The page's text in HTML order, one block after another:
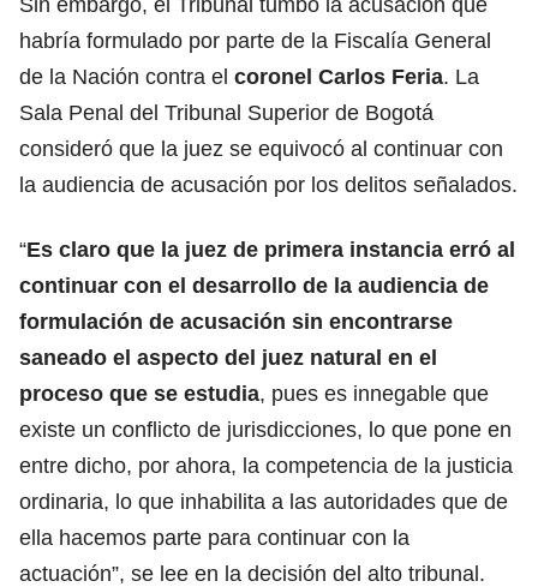
habría formulado por parte de la Fiscalía General
de la Nación contra el coronel Carlos Feria. La
Sala Penal del Tribunal Superior de Bogotá
consideró que la juez se equivocó al continuar con
la audiencia de acusación por los delitos señalados.
“Es claro que la juez de primera instancia erró al
continuar con el desarrollo de la audiencia de
formulación de acusación sin encontrarse
saneado el aspecto del juez natural en el
proceso que se estudia, pues es innegable que
existe un conflicto de jurisdicciones, lo que pone en
entre dicho, por ahora, la competencia de la justicia
ordinaria, lo que inhabilita a las autoridades que de
ella hacemos parte para continuar con la
actuación”, se lee en la decisión del alto tribunal.